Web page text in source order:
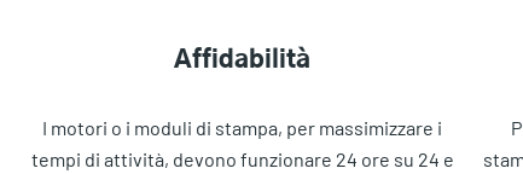
Affidabilità
I motori o i moduli di stampa, per massimizzare i
tempi di attività, devono funzionare 24 ore su 24 e